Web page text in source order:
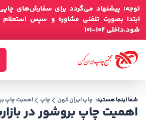
توجه: پیشنهاد می‌گردد برای سفارش‌های چاپی
ابتدا بصورت تلفنی مشاوره و سپس
شود.داخلی 102-101
اهمیت چاپ بروشور در
شما اینجا هستید: چاپ ایران کهن چاپ اهمیت چاپ